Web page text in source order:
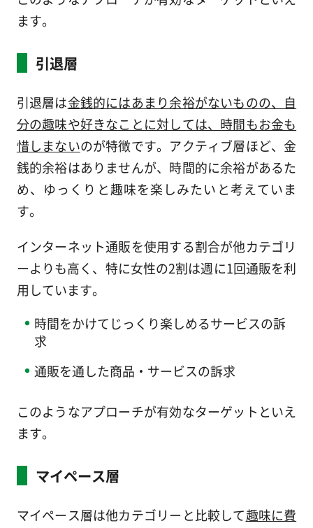
ます。
引退層
引退層は金銭的にはあまり余裕がないものの、自
分の趣味や好きなことに対しては、時間もお金も
惜しまないのが特徴です。アクティブ層ほど、金
銭的余裕はありませんが、時間的に余裕があるた
め、ゆっくりと趣味を楽しみたいと考えていま
す。
インターネット通販を使用する割合が他カテゴリ
ーよりも高く、特に女性の2割は週に1回通販を利
用しています。
時間をかけてじっくり楽しめるサービスの訴
求
通販を通した商品・サービスの訴求
このようなアプローチが有効なターゲットといえ
ます。
マイペース層
マイペース層は他カテゴリーと比較して趣味に費